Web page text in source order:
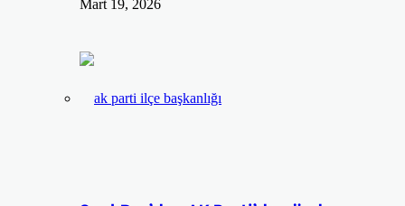
Mart 19, 2026